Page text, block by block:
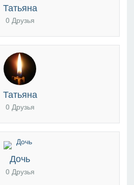
Татьяна
0 Друзья
Татьяна
0 Друзья
Дочь
0 Друзья